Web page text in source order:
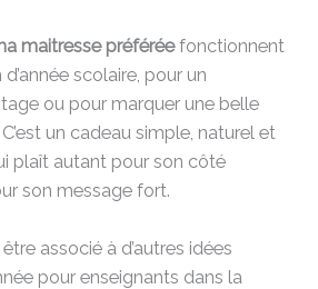
maitresse préféréefonctionnent
scolaire, pour un
ou pour marquer une belle
un cadeau simple, naturel et
plaît autant pour son côté
son message fort.
associé à d’autres idées
pour enseignants dans la